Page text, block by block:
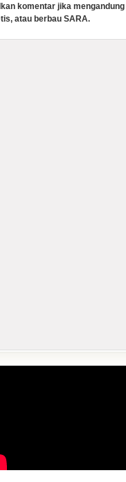
komentar jika
atau berbau SARA.